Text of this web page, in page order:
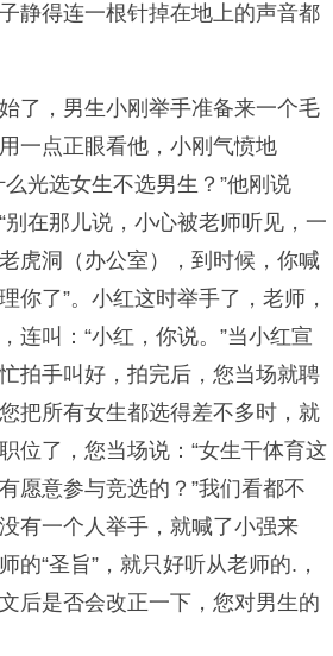
静得连一根针掉在地上的声音都
，男生小刚举手准备来一个毛
一点正眼看他，小刚气愤地
光选女生不选男生？”他刚说
别在那儿说，小心被老师听见，一
虎洞（办公室），到时候，你喊
你了”。小红这时举手了，老师，
连叫：“小红，你说。”当小红宣
拍手叫好，拍完后，您当场就聘
把所有女生都选得差不多时，就
位了，您当场说：“女生干体育这
愿意参与竞选的？”我们看都不
有一个人举手，就喊了小强来
的“圣旨”，就只好听从老师的.，
后是否会改正一下，您对男生的